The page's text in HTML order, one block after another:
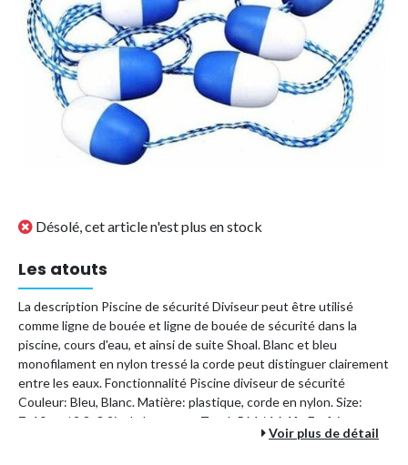
Désolé, cet article n'est plus en stock
Les atouts
La description Piscine de sécurité Diviseur peut être utilisé
comme ligne de bouée et ligne de bouée de sécurité dans la
piscine, cours d'eau, et ainsi de suite Shoal. Blanc et bleu
monofilament en nylon tressé la corde peut distinguer clairement
entre les eaux. Fonctionnalité Piscine diviseur de sécurité
Couleur: Bleu, Blanc. Matière: plastique, corde en nylon. Size:
7x10cm / 2.8x3.9inch. longueur -Total: 5 M / 16.4ft. Forfait
comprenant 1 * Swim ligne de couloir flottabilité forte peut
Voir plus de détail